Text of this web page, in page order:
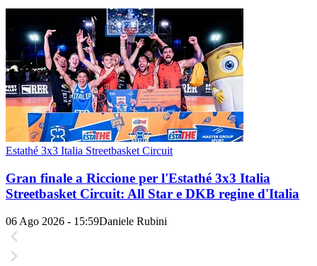
Estathé 3x3 Italia Streetbasket Circuit
Gran finale a Riccione per l'Estathé 3x3 Italia
Streetbasket Circuit: All Star e DKB regine d'Italia
06 Ago 2026 - 15:59Daniele Rubini